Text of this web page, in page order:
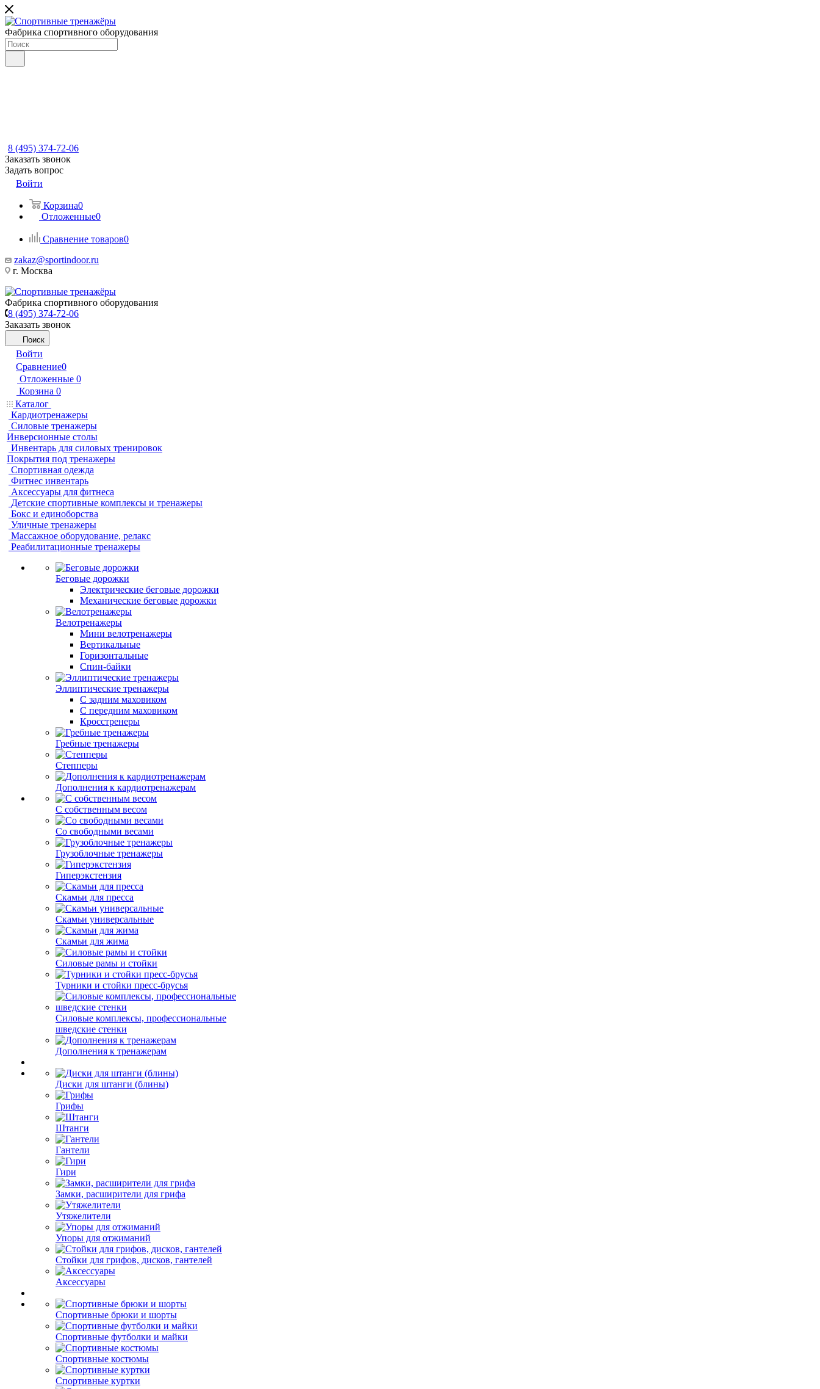
Фабрика спортивного оборудования
8 (495) 374-72-06
Заказать звонок
Задать вопрос
Войти
Корзина0
Отложенные0
Сравнение товаров0
zakaz@sportindoor.ru
г. Москва
Фабрика спортивного оборудования
8 (495) 374-72-06
Заказать звонок
Поиск
Войти
Сравнение0
Отложенные 0
Корзина 0
Каталог
Кардиотренажеры
Силовые тренажеры
Инверсионные столы
Инвентарь для силовых тренировок
Покрытия под тренажеры
Спортивная одежда
Фитнес инвентарь
Аксессуары для фитнеса
Детские спортивные комплексы и тренажеры
Бокс и единоборства
Уличные тренажеры
Массажное оборудование, релакс
Реабилитационные тренажеры
Беговые дорожки
Электрические беговые дорожки
Механические беговые дорожки
Велотренажеры
Мини велотренажеры
Вертикальные
Горизонтальные
Спин-байки
Эллиптические тренажеры
С задним маховиком
С передним маховиком
Кросстренеры
Гребные тренажеры
Степперы
Дополнения к кардиотренажерам
С собственным весом
Со свободными весами
Грузоблочные тренажеры
Гиперэкстензия
Скамьи для пресса
Скамьи универсальные
Скамьи для жима
Силовые рамы и стойки
Турники и стойки пресс-брусья
Силовые комплексы, профессиональные
шведские стенки
Дополнения к тренажерам
Диски для штанги (блины)
Грифы
Штанги
Гантели
Гири
Замки, расширители для грифа
Утяжелители
Упоры для отжиманий
Стойки для грифов, дисков, гантелей
Аксессуары
Спортивные брюки и шорты
Спортивные футболки и майки
Спортивные костюмы
Спортивные куртки